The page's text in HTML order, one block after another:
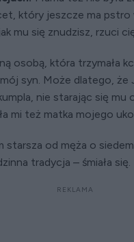
który jeszcze ma pstro
mu się znudzisz, rzuci
osobą, która trzymała
mój syn. Może dlatego, że
nie starając się mu
mi też matka mojego
starsza od męża o
tradycja – śmiała się.